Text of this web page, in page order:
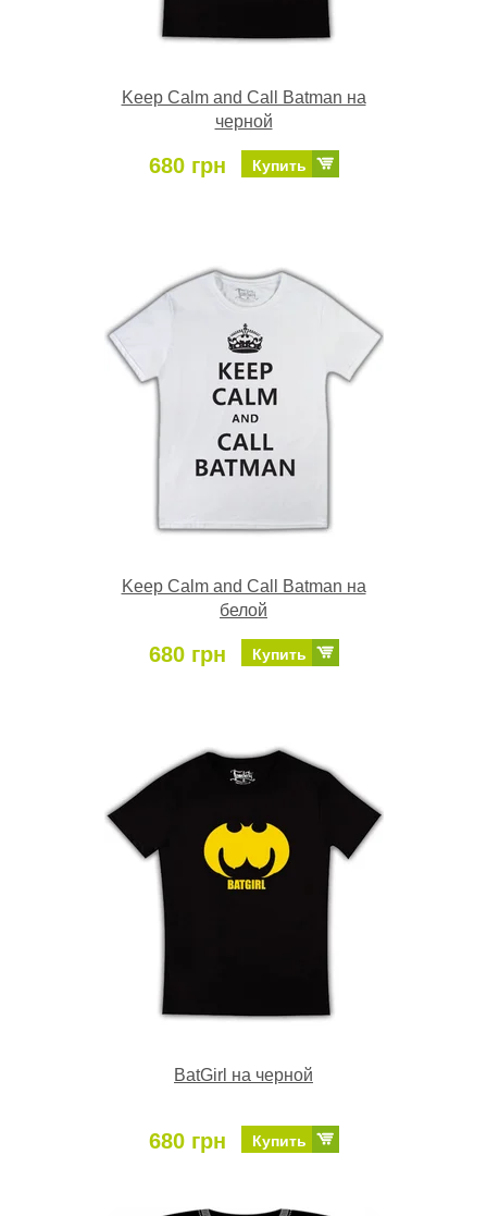
Keep Calm and Call Batman на
черной
680 грн Купить
Keep Calm and Call Batman на
белой
680 грн Купить
BatGirl на черной
680 грн Купить